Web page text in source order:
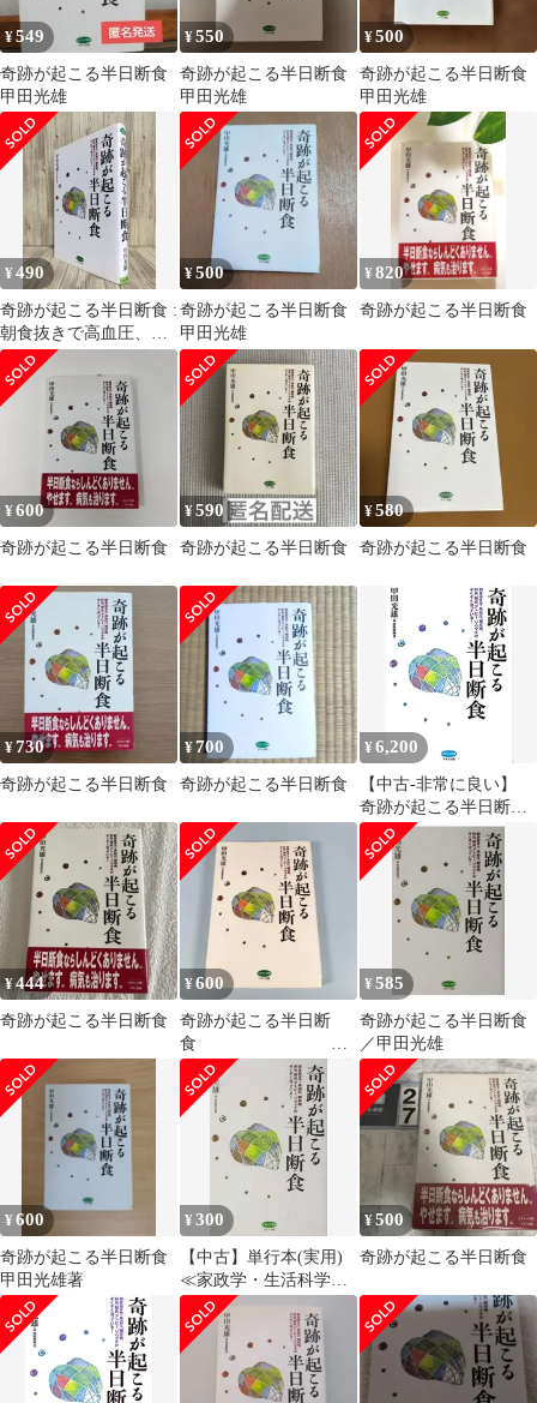
¥549
奇跡が起こる半日断食
甲田光雄
¥550
奇跡が起こる半日断食
甲田光雄
¥500
奇跡が起こる半日断食
甲田光雄
¥490
奇跡が起こる半日断食 :
朝食抜きで高血圧、糖
尿病、肝炎、腎炎、ア
トピー、リウマチがぞ
くぞく治っている! 甲
田 光雄
¥500
奇跡が起こる半日断食
甲田光雄
¥820
奇跡が起こる半日断食
¥600
奇跡が起こる半日断食
¥590
奇跡が起こる半日断食
¥580
奇跡が起こる半日断食
¥730
奇跡が起こる半日断食
¥700
奇跡が起こる半日断食
¥6,200
【中古-非常に良い】
奇跡が起こる半日断食
(ビタミン文庫)
¥444
奇跡が起こる半日断食
¥600
奇跡が起こる半日断
食
h917b
¥585
奇跡が起こる半日断食
／甲田光雄
¥600
奇跡が起こる半日断食
甲田光雄著
¥300
【中古】単行本(実用)
≪家政学・生活科学≫
奇跡が起きる 半日断食
¥500
奇跡が起こる半日断食